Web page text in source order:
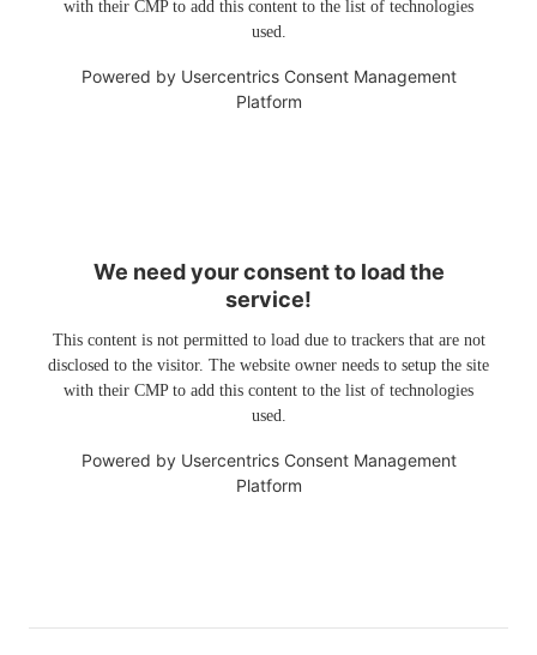
with their CMP to add this content to the list of technologies
used.
Powered by Usercentrics Consent Management
Platform
We need your consent to load the
service!
This content is not permitted to load due to trackers that are not
disclosed to the visitor. The website owner needs to setup the site
with their CMP to add this content to the list of technologies
used.
Powered by Usercentrics Consent Management
Platform